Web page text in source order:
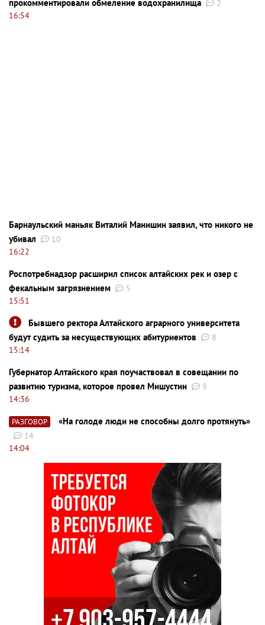
прокомментировали обмеление водохранилища
2
16:54
Барнаульский маньяк Виталий Манишин заявил, что никого не
убивал
10
16:22
Роспотребнадзор расширил список алтайских рек и озер с
фекальным загрязнением
5
15:51
Бывшего ректора Алтайского аграрного университета
будут судить за несуществующих абитуриентов
8
15:14
Губернатор Алтайского края поучаствовал в совещании по
развитию туризма, которое провел Мишустин
9
14:36
РАЗГОВОР «На голоде люди не способны долго протянуть»
14
14:04